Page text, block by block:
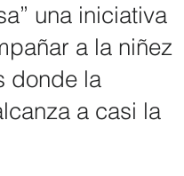
una iniciativa
a la niñez
donde la
a casi la